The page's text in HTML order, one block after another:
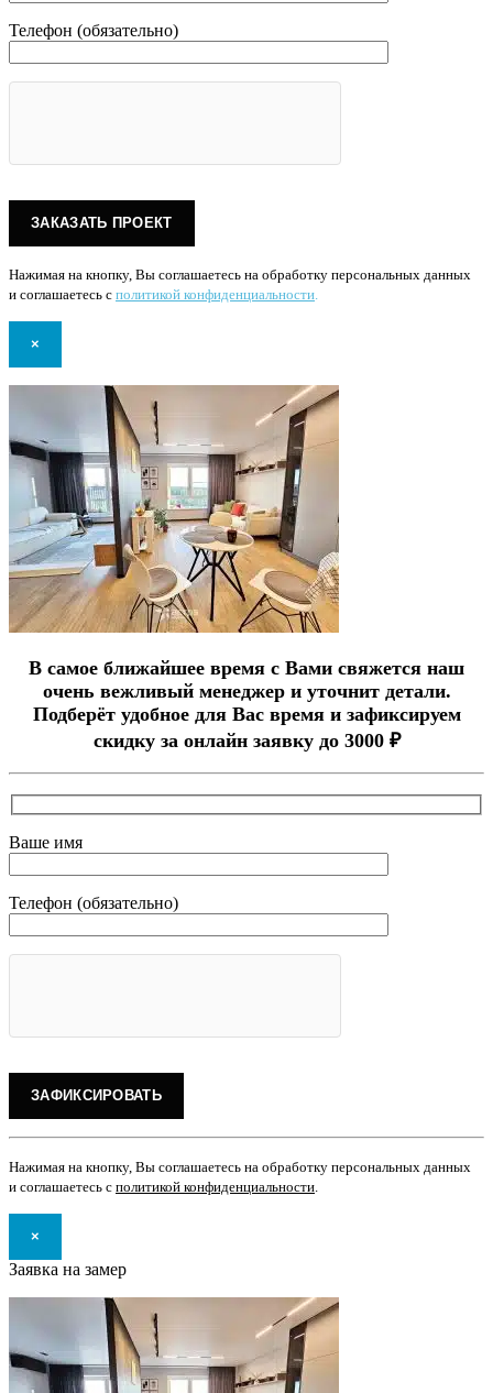
Телефон (обязательно)
Нажимая на кнопку, Вы соглашаетесь на обработку персональных данных
и соглашаетесь с политикой конфиденциальности
×
В самое ближайшее время с Вами свяжется наш
очень вежливый менеджер и уточнит детали.
Подберёт удобное для Вас время и зафиксируем
скидку за онлайн заявку до 3000 ₽
Ваше имя
Телефон (обязательно)
Нажимая на кнопку, Вы соглашаетесь на обработку персональных данных
и соглашаетесь с политикой конфиденциальности.
×
Заявка на замер